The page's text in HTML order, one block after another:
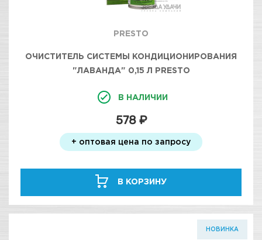
PRESTO
ОЧИСТИТЕЛЬ СИСТЕМЫ КОНДИЦИОНИРОВАНИЯ
"ЛАВАНДА" 0,15 Л PRESTO
В НАЛИЧИИ
578 ₽
+ оптовая цена по запросу
В КОРЗИНУ
НОВИНКА